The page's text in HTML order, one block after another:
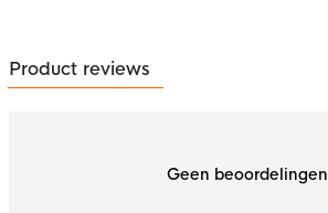
Product reviews
Geen beoordelingen